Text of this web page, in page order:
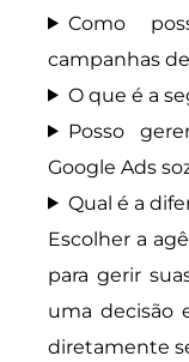
Como
campanhas
O que é a
Posso
Google Ads
Qual é a
Escolher a
para gerir
uma decisão
diretamente